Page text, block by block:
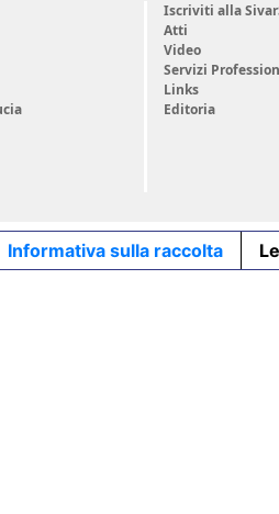
Iscriviti alla
Atti
Video
Servizi
Links
Editoria
Informativa sulla raccolta